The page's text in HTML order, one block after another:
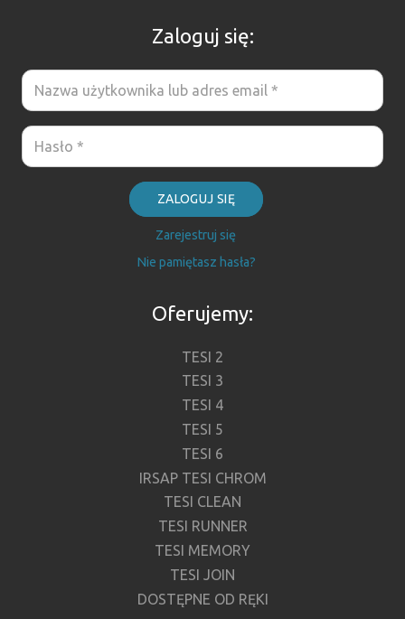
Zaloguj się:
ZALOGUJ SIĘ
Zarejestruj się
Nie pamiętasz hasła?
Oferujemy:
TESI 2
TESI 3
TESI 4
TESI 5
TESI 6
IRSAP TESI CHROM
TESI CLEAN
TESI RUNNER
TESI MEMORY
TESI JOIN
DOSTĘPNE OD RĘKI